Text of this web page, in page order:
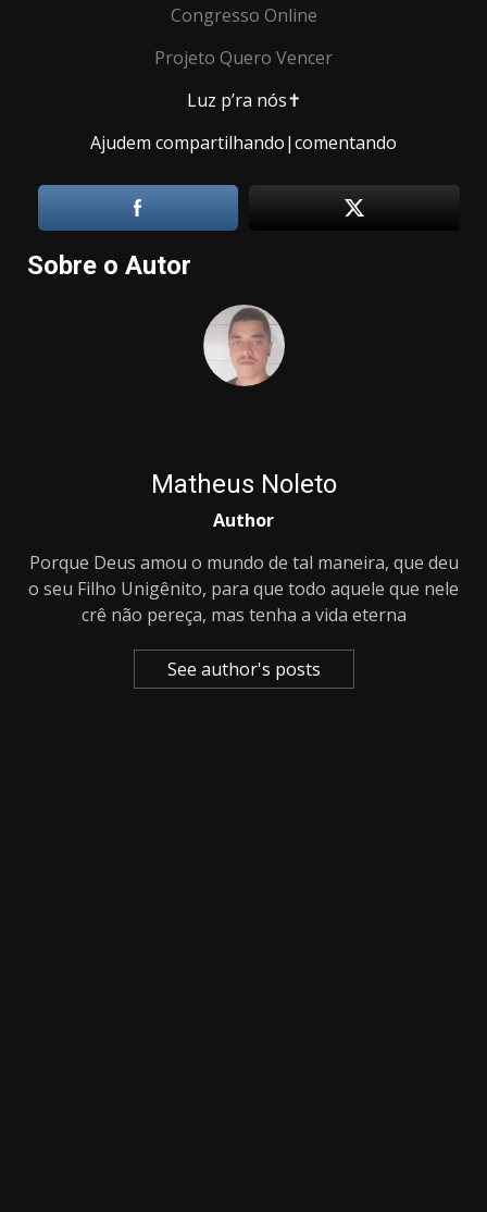
Congresso Online
Projeto Quero Vencer
Luz p’ra nós✝️
Ajudem compartilhando|comentando
Sobre o Autor
Matheus Noleto
Author
Porque Deus amou o mundo de tal maneira, que deu
o seu Filho Unigênito, para que todo aquele que nele
crê não pereça, mas tenha a vida eterna
See author's posts